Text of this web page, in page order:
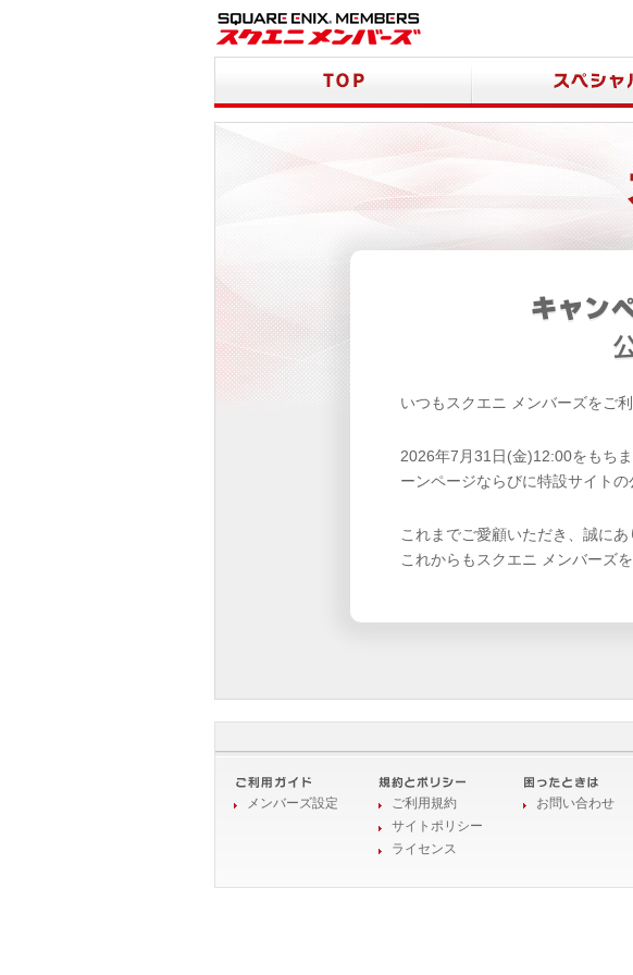
いつもスクエニ メンバーズをご
2026年7月31日(金)12:00をもち
ーンページならびに特設サイトの
これまでご愛顧いただき、誠にあ
これからもスクエニ メンバーズ
メンバーズ設定
ご利用規約
サイトポリシー
ライセンス
お問い合わせ